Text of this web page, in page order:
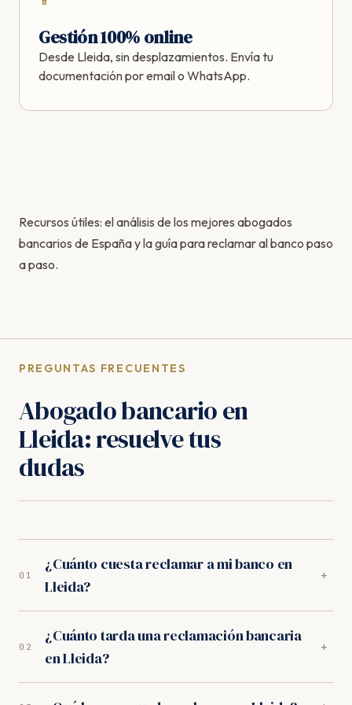
Gestión 100% online
Desde Lleida, sin desplazamientos. Envía tu
documentación por email o WhatsApp.
Recursos útiles: elanálisis de los mejores abogados
bancarios de Españay laguía para reclamar al banco paso
a paso.
PREGUNTAS FRECUENTES
Abogado bancario en
Lleida: resuelve tus
dudas
01
¿Cuánto cuesta reclamar a mi banco en
Lleida?
+
trabajan exclusivamente a éxito: trabajamos
orientados a resultados. Sin provisión de fondos, sin
cuotas mensuales.
02
¿Cuánto tarda una reclamación bancaria
en Lleida?
+